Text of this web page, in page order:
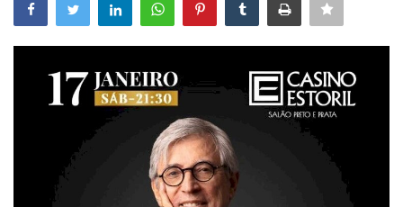
Sobre Nós
Estatuto Editorial